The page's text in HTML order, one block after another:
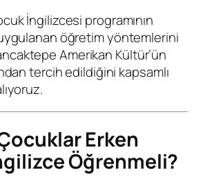
İngilizcesi programının
öğretim yöntemlerini
Amerikan Kültür’ün
tercih edildiğini kapsamlı
Erken
Öğrenmeli?